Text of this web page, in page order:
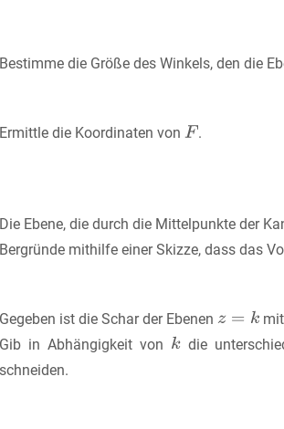
Bestimme die Größe des Winkels, den die
Ermittle die Koordinaten von
.
Die Ebene, die durch die Mittelpunkte der
Bergründe mithilfe einer Skizze, dass das
Gegeben ist die Schar der Ebenen
mit
Gib in Abhängigkeit von
die
schneiden.